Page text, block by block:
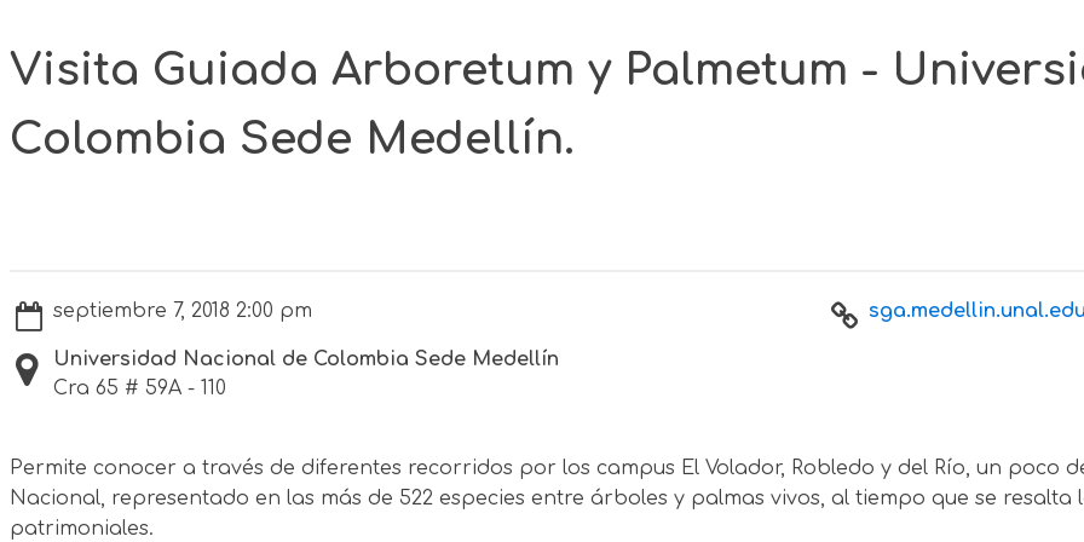
Visita Guiada Arboretum y Palmetum -
Colombia Sede Medellín.
septiembre 7, 2018 2:00 pm
Universidad Nacional de Colombia Sede Medellín
Cra 65 # 59A - 110
Permite conocer a través de diferentes recorridos por los campus El Volador, Robledo y del Río, un
Nacional, representado en las más de 522 especies entre árboles y palmas vivos, al tiempo que se
patrimoniales.